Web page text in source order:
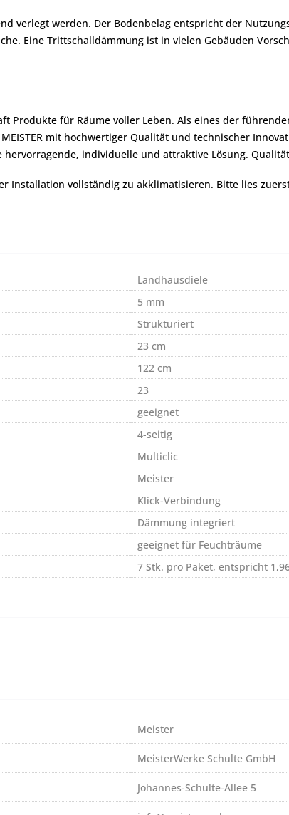
verlegt werden. Der Bodenbelag entspricht der
Eine Trittschalldämmung ist in vielen Gebäuden
Produkte für Räume voller Leben. Als eines der
mit hochwertiger Qualität und technischer
individuelle und attraktive Lösung.
Installation vollständig zu akklimatisieren. Bitte lies
Landhausdiele
5 mm
Strukturiert
23 cm
122 cm
23
geeignet
4-seitig
Multiclic
Meister
Klick-Verbindung
Dämmung integriert
geeignet für Feuchträume
7 Stk. pro Paket, entspricht
Meister
MeisterWerke Schulte GmbH
Johannes-Schulte-Allee 5